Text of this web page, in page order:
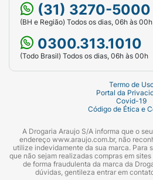
(31) 3270-5000
(BH e Região) Todos os dias, 06h às 00h
0300.313.1010
(Todo Brasil) Todos os dias, 06h às 00h
Termo de
Portal da
Covid-19
Código de Ética e
A Drogaria Araujo S/A informa que o
endereço www.araujo.com.br, não
utilize indevidamente da sua marca. Para
que não sejam realizadas compras em
de forma fraudulenta da marca da
dúvidas, gentileza entrar em